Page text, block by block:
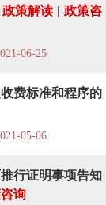
政策解读 | 政策咨
06-25
费标准和程序的
05-06
行证明事项告知
询